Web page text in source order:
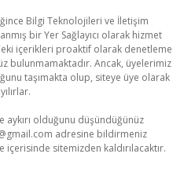
Bilgi Teknolojileri ve İletişim
bir Yer Sağlayıcı olarak hizmet
içerikleri proaktif olarak denetleme
bulunmamaktadır. Ancak, üyelerimiz
taşımakta olup, siteye üye olarak
aykırı olduğunu düşündüğünüz
adresine bildirmeniz
sitemizden kaldırılacaktır.